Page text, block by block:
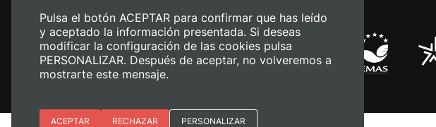
Pulsa el botón ACEPTAR para confirmar que has leído
y aceptado la información presentada. Si deseas
modificar la configuración de las cookies pulsa
PERSONALIZAR. Después de aceptar, no volveremos a
mostrarte este mensaje.
Esenciales
ACEPTAR RECHAZAR PERSONALIZAR